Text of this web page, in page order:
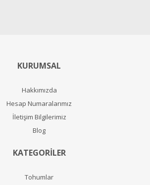
KURUMSAL
Hakkımızda
Hesap Numaralarımız
İletişim Bilgilerimiz
Blog
KATEGORİLER
Tohumlar